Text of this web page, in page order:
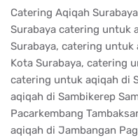
Catering Aqiqah
Surabaya catering untuk
Surabaya, catering untuk
Kota Surabaya, catering
catering untuk aqiqah di
aqiqah di Sambikerep
Pacarkembang
aqiqah di Jambangan